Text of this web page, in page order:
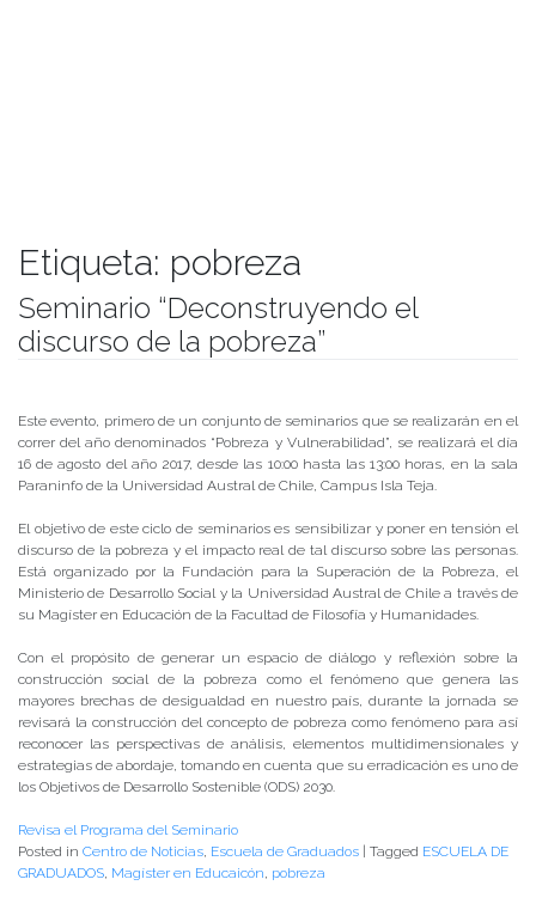
Etiqueta: pobreza
Seminario “Deconstruyendo el
discurso de la pobreza”
Este evento, primero de un conjunto de seminarios que se realizarán en el
correr del año denominados “Pobreza y Vulnerabilidad”, se realizará el día
16 de agosto del año 2017, desde las 10:00 hasta las 13:00 horas, en la sala
Paraninfo de la Universidad Austral de Chile, Campus Isla Teja.
El objetivo de este ciclo de seminarios es sensibilizar y poner en tensión el
discurso de la pobreza y el impacto real de tal discurso sobre las personas.
Está organizado por la Fundación para la Superación de la Pobreza, el
Ministerio de Desarrollo Social y la Universidad Austral de Chile a través de
su Magíster en Educación de la Facultad de Filosofía y Humanidades.
Con el propósito de generar un espacio de diálogo y reflexión sobre la
construcción social de la pobreza como el fenómeno que genera las
mayores brechas de desigualdad en nuestro país, durante la jornada se
revisará la construcción del concepto de pobreza como fenómeno para así
reconocer las perspectivas de análisis, elementos multidimensionales y
estrategias de abordaje, tomando en cuenta que su erradicación es uno de
los Objetivos de Desarrollo Sostenible (ODS) 2030.
Revisa el Programa del Seminario
Posted in Centro de Noticias Escuela de Graduados | Tagged ESCUELA DE
GRADUADOS Magíster en Educaicón pobreza